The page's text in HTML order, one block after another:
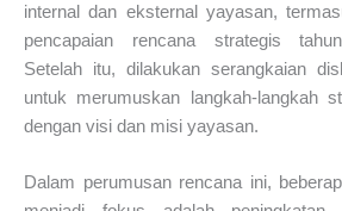
internal dan eksternal yayasan,
pencapaian rencana strategis
Setelah itu, dilakukan serangkaian
untuk merumuskan langkah-langkah
dengan visi dan misi yayasan.
Dalam perumusan rencana ini,